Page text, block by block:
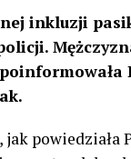
inkluzji
powiedziała